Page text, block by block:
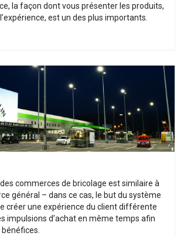
la façon dont vous présenter les produits,
est un des plus importants.
des commerces de bricolage est similaire à
général – dans ce cas, le but du système
créer une expérience du client différente
impulsions d’achat en même temps afin